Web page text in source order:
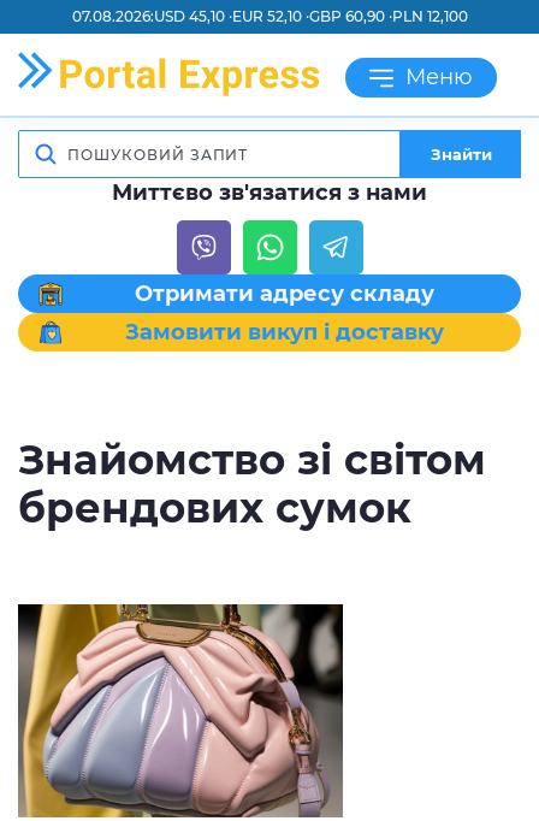
07.08.2026:USD 45,10 ·EUR 52,10 ·GBP 60,90 ·PLN 12,100
Меню
Знайти
Миттєво зв'язатися з нами
Отримати адресу складу
Замовити викуп і доставку
Знайомство зі світом
брендових сумок